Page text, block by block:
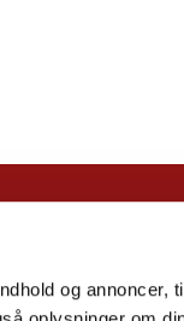
og annoncer,
 +45 44